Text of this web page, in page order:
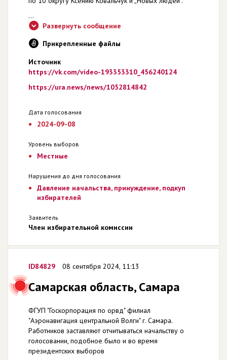
...
Развернуть сообщение
Прикрепленные файлы
Источник
https://vk.com/video-193353310_456240124
https://ura.news/news/1052814842
Дата голосования
2024-09-08
Уровень выборов
Местные
Нарушения до дня голосования
Давление начальства, принуждение, подкуп
избирателей
Заявитель
Член избирательной комиссии
ID84829 08 сентября 2024, 11:13
Самарская область, Самара
ФГУП "Госкорпорация по орвд" филиал
"Аэронавигация центральной Волги" г. Самара.
Работников заставляют отчитываться начальству о
голосовании, подобное было и во время
президентских выборов